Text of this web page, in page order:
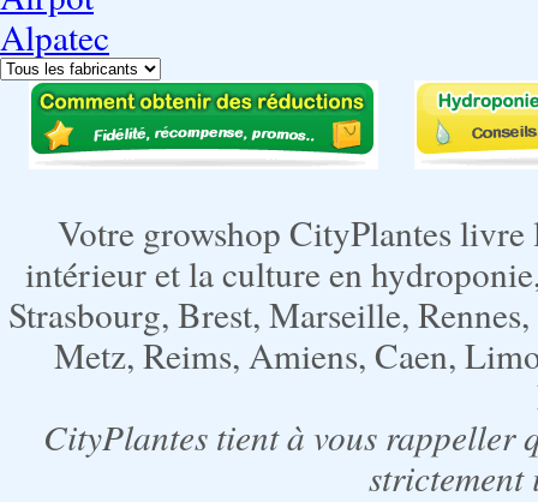
Alpatec
Votre growshop CityPlantes
intérieur et la culture en
Strasbourg, Brest, Marseille,
Metz, Reims, Amiens, Caen,
CityPlantes tient à vous rappeller
strictement